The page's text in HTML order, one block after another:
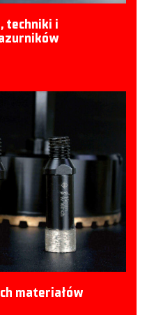
techniki i
materiałów